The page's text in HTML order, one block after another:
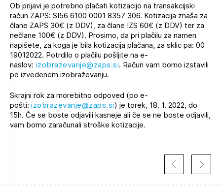
Ob prijavi je potrebno plačati kotizacijo na transakcijski
račun ZAPS: SI56 6100 0001 8357 306. Kotizacija znaša za
člane ZAPS 30€ (z DDV), za člane IZS 60€ (z DDV) ter za
nečlane 100€ (z DDV). Prosimo, da pri plačilu za namen
napišete, za koga je bila kotizacija plačana, za sklic pa: 00
19012022. Potrdilo o plačilu pošljite na e-
naslov: izobrazevanje@zaps.si. Račun vam bomo izstavili
po izvedenem izobraževanju.
Skrajni rok za morebitno odpoved (po e-
pošti: izobrazevanje@zaps.si) je torek, 18. 1. 2022, do
15h. Če se boste odjavili kasneje ali če se ne boste odjavili,
vam bomo zaračunali stroške kotizacije.